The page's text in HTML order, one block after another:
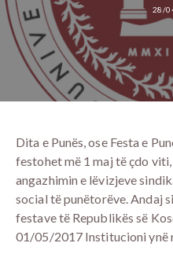
28/
Dita e Punës, ose Festa e
festohet më 1 maj të çdo
angazhimin e lëvizjeve
social të punëtorëve. Andaj
festave të Republikës së
01/05/2017 Institucioni ynë